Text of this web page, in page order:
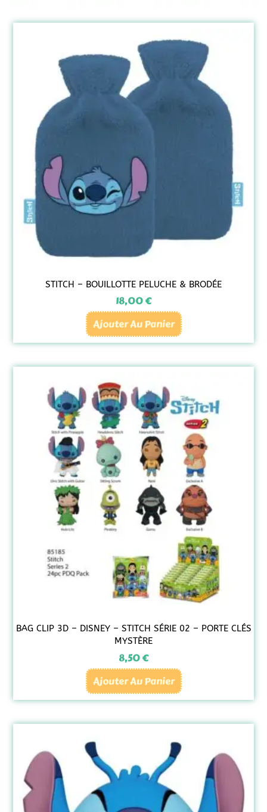
STITCH – BOUILLOTTE PELUCHE & BRODÉE
18,00€
Ajouter Au Panier
BAG CLIP 3D – DISNEY – STITCH SÉRIE 02 – PORTE CLÉS
MYSTÈRE
8,50€
Ajouter Au Panier